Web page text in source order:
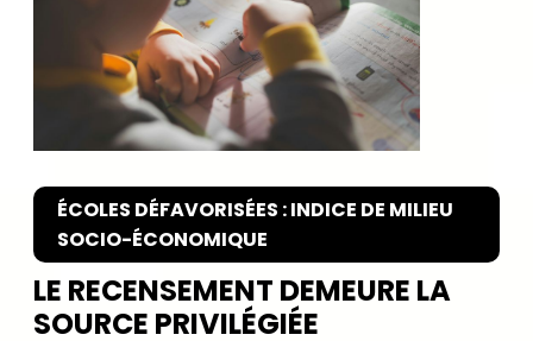
ÉCOLES DÉFAVORISÉES : INDICE DE MILIEU
SOCIO-ÉCONOMIQUE
LE RECENSEMENT DEMEURE LA
SOURCE PRIVILÉGIÉE